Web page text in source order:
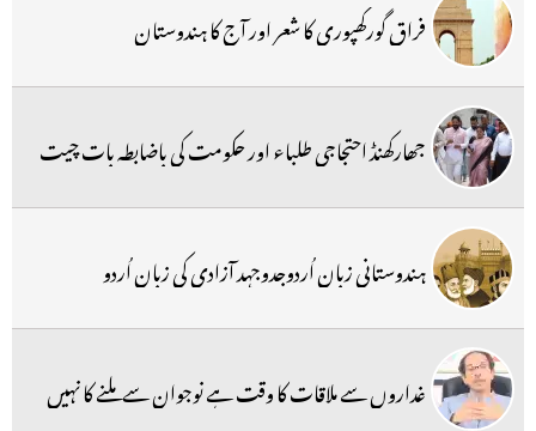
فراق گورکھپوری کا شعر اور آج کا ہندوستان
جھارکھنڈ احتجاجی طلباء اور حکومت کی باضابطہ بات چیت
ہندوستانی زبان اُردوجدوجہد آزادی کی زبان اُردو
غداروں سے ملاقات کا وقت ہے نوجوان سے ملنے کا نہیں